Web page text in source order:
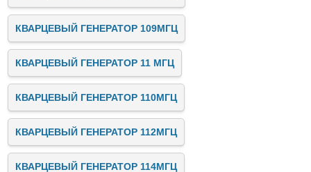
КВАРЦЕВЫЙ ГЕНЕРАТОР 109МГЦ
КВАРЦЕВЫЙ ГЕНЕРАТОР 11 МГЦ
КВАРЦЕВЫЙ ГЕНЕРАТОР 110МГЦ
КВАРЦЕВЫЙ ГЕНЕРАТОР 112МГЦ
КВАРЦЕВЫЙ ГЕНЕРАТОР 114МГЦ